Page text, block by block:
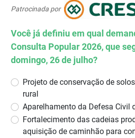
Patrocinada por
Você já definiu em qual
Consulta Popular 2026, que
domingo, 26 de julho?
Projeto de conservação de
rural
Aparelhamento da Defesa Civil
Fortalecimento das cadeias
aquisição de caminhão para